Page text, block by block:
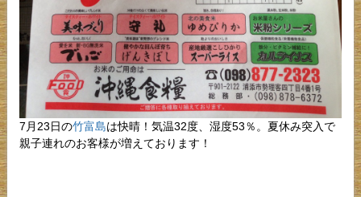
7月23日の竹富島は快晴！気温32度、湿度53％。夏休み突入で
親子連れのお客様が増えております！